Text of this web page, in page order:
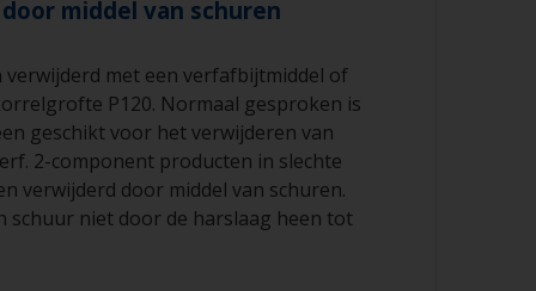
middel van schuren
verwijderd met een verfafbijtmiddel of
P120. Normaal gesproken is
geschikt voor het verwijderen van
2-component producten in slechte
verwijderd door middel van schuren.
schuur niet door de harslaag heen tot